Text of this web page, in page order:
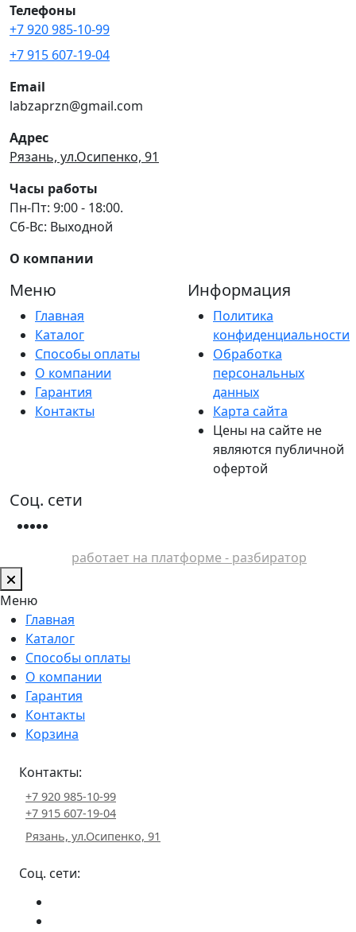
Телефоны
+7 920 985-10-99
+7 915 607-19-04
Email
labzaprzn@gmail.com
Адрес
Рязань, ул.Осипенко, 91
Часы работы
Пн-Пт: 9:00 - 18:00.
Сб-Вс: Выходной
О компании
Меню
Главная
Каталог
Способы оплаты
О компании
Гарантия
Контакты
Информация
Политика
конфиденциальности
Обработка
персональных
данных
Карта сайта
Цены на сайте не
являются публичной
офертой
Соц. сети
работает на платформе - разбиратор
Меню
Главная
Каталог
Способы оплаты
О компании
Гарантия
Контакты
Корзина
Контакты:
+7 920 985-10-99
+7 915 607-19-04
Рязань, ул.Осипенко, 91
Соц. сети: